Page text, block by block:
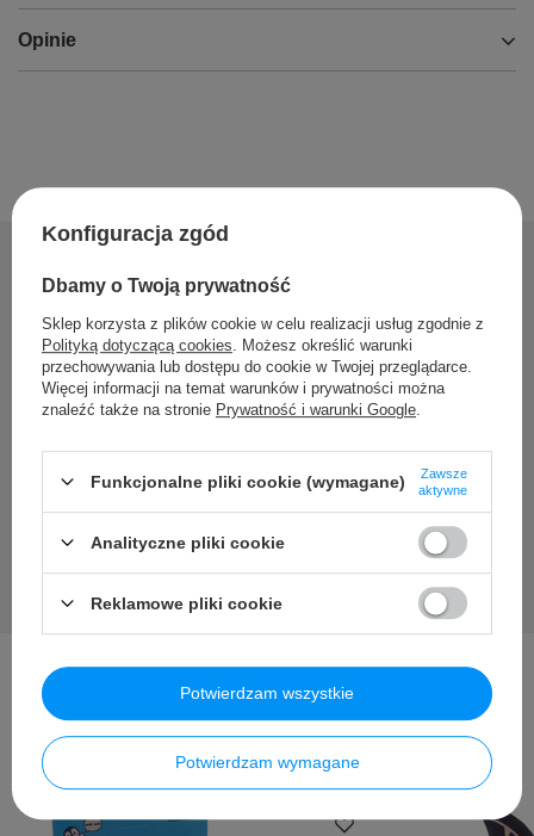
Opinie
Potrzebujesz pomocy? Masz
pytania?
Zadaj pytanie a my odpowiemy niezwłocznie, najciekawsze
Inni kupili także ...
Konfiguracja zgód
Dbamy o Twoją prywatność
Sklep korzysta z plików cookie w celu realizacji usług zgodnie z
Polityką dotyczącą cookies . Możesz określić warunki
przechowywania lub dostępu do cookie w Twojej przeglądarce.
Więcej informacji na temat warunków i prywatności można
znaleźć także na stronie Prywatność i warunki Google
Funkcjonalne pliki cookie (wymagane)
Zawsze
aktywne
Analityczne pliki cookie
Reklamowe pliki cookie
Potwierdzam wymagane
Potwierdzam wszystkie